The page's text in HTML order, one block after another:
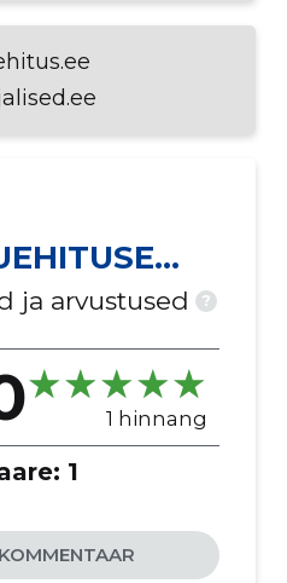
ja arvustused ?
1 hinnang
1